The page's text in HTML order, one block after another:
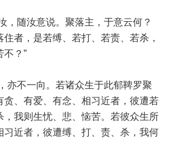
，随汝意说。聚落主，于意云何？
者，是若缚、若打、若责、若杀，
不？”
亦不一向。若诸众生于此郁鞞罗聚
贪、有爱、有念、相习近者，彼遭若
，我则生忧、悲、恼苦。若彼众生所
习近者，彼遭缚、打、责、杀，我何